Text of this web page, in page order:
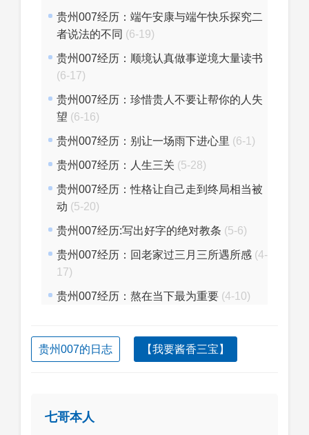
贵州007经历：端午安康与端午快乐探究二
者说法的不同 (6-19)
贵州007经历：顺境认真做事逆境大量读书
(6-17)
贵州007经历：珍惜贵人不要让帮你的人失
望 (6-16)
贵州007经历：别让一场雨下进心里 (6-1)
贵州007经历：人生三关 (5-28)
贵州007经历：性格让自己走到终局相当被
动 (5-20)
贵州007经历:写出好字的绝对教条 (5-6)
贵州007经历：回老家过三月三所遇所感 (4-
17)
贵州007经历：熬在当下最为重要 (4-10)
贵州007的日志 【我要酱香三宝】
七哥本人